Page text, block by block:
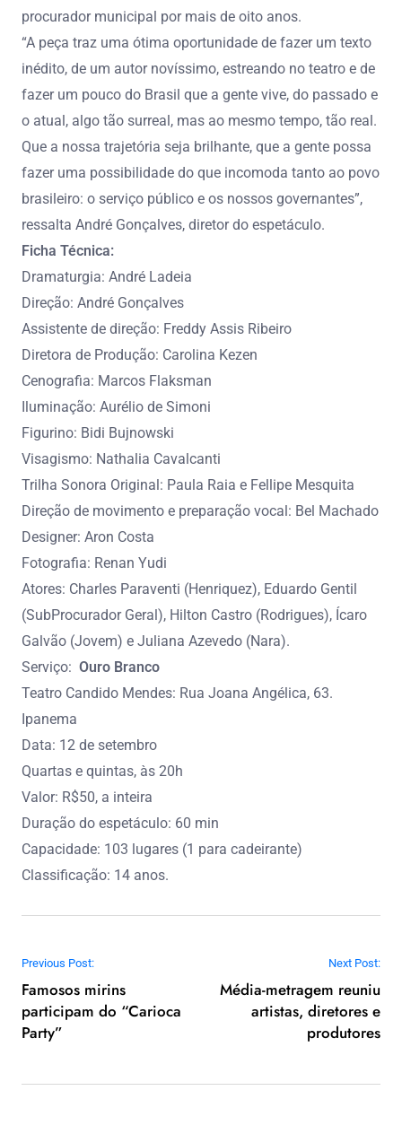
procurador municipal por mais de oito anos.
“A peça traz uma ótima oportunidade de fazer um texto
inédito, de um autor novíssimo, estreando no teatro e de
fazer um pouco do Brasil que a gente vive, do passado e
o atual, algo tão surreal, mas ao mesmo tempo, tão real.
Que a nossa trajetória seja brilhante, que a gente possa
fazer uma possibilidade do que incomoda tanto ao povo
brasileiro: o serviço público e os nossos governantes”,
ressalta André Gonçalves, diretor do espetáculo.
Ficha Técnica:
Dramaturgia: André Ladeia
Direção: André Gonçalves
Assistente de direção: Freddy Assis Ribeiro
Diretora de Produção: Carolina Kezen
Cenografia: Marcos Flaksman
Iluminação: Aurélio de Simoni
Figurino: Bidi Bujnowski
Visagismo: Nathalia Cavalcanti
Trilha Sonora Original: Paula Raia e Fellipe Mesquita
Direção de movimento e preparação vocal: Bel Machado
Designer: Aron Costa
Fotografia: Renan Yudi
Atores: Charles Paraventi (Henriquez), Eduardo Gentil
(SubProcurador Geral), Hilton Castro (Rodrigues), Ícaro
Galvão (Jovem) e Juliana Azevedo (Nara).
Serviço: Ouro Branco
Teatro Candido Mendes: Rua Joana Angélica, 63.
Ipanema
Data: 12 de setembro
Quartas e quintas, às 20h
Valor: R$50, a inteira
Duração do espetáculo: 60 min
Capacidade: 103 lugares (1 para cadeirante)
Classificação: 14 anos.
Navegação de Post
Previous Post:
Famosos mirins
participam do “Carioca
Party”
Next Post:
Média-metragem reuniu
artistas, diretores e
produtores